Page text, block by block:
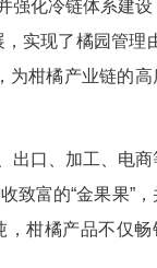
消费者青睐
的价格仍然供
新发地市场
薄汁多，北
场总监尼克·
份美味带给